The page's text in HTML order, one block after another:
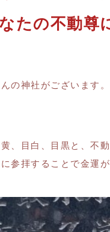
たの不動尊
の神社がございます
、目白、目黒と、不
参拝することで金運